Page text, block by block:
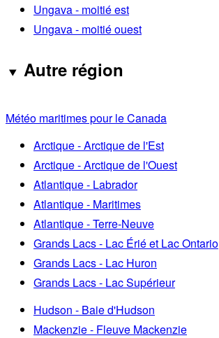
Ungava - moitié est
Ungava - moitié ouest
Autre région
Météo maritimes pour le Canada
Arctique - Arctique de l'Est
Arctique - Arctique de l'Ouest
Atlantique - Labrador
Atlantique - Maritimes
Atlantique - Terre-Neuve
Grands Lacs - Lac Érié et Lac Ontario
Grands Lacs - Lac Huron
Grands Lacs - Lac Supérieur
Hudson - Baie d'Hudson
Mackenzie - Fleuve Mackenzie